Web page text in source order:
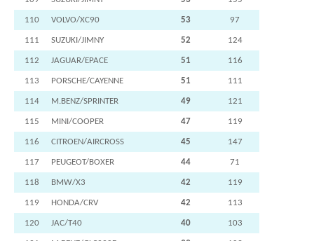
110 VOLVO/XC90 53 97
111 SUZUKI/JIMNY 52 124
112 JAGUAR/EPACE 51 116
113 PORSCHE/CAYENNE 51 111
114 M.BENZ/SPRINTER 49 121
115 MINI/COOPER 47 119
116 CITROEN/AIRCROSS 45 147
117 PEUGEOT/BOXER 44 71
118 BMW/X3 42 119
119 HONDA/CRV 42 113
120 JAC/T40 40 103